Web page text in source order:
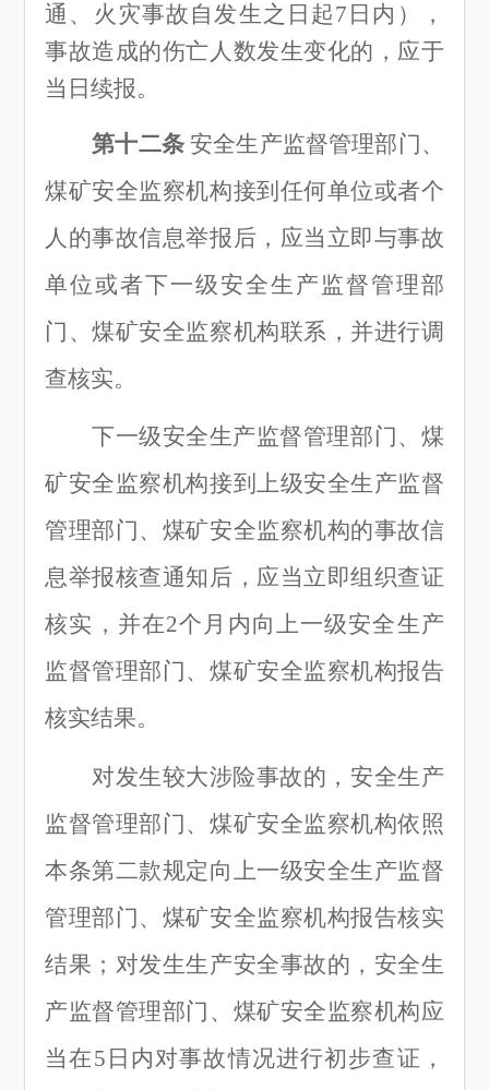
通、火灾事故自发生之日起7日内 ）
，
事故造成的伤亡人数发生变化的，应于
当日续报。
第十二条 安全生产监督管理部门、
煤矿安全监察机构接到任何单位或者个
人的事故信息举报后，应当立即与事故
单位或者下一级安全生产监督管理部
门、煤矿安全监察机构联系，并进行调
查核实。
下一级安全生产监督管理部门、煤
矿安全监察机构接到上级安全生产监督
管理部门、煤矿安全监察机构的事故信
息举报核查通知后，应当立即组织查证
核实，并在2个月内向上一级安全生产
监督管理部门、煤矿安全监察机构报告
核实结果。
对发生较大涉险事故的，安全生产
监督管理部门、煤矿安全监察机构依照
本条第二款规定向上一级安全生产监督
管理部门、煤矿安全监察机构报告核实
结果；对发生生产安全事故的，安全生
产监督管理部门、煤矿安全监察机构应
当在5日内对事故情况进行初步查证，